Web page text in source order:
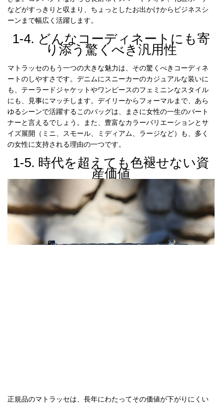
などがすっきりと収まり、ちょっとしたお出かけからビジネスシ
ーンまで幅広く活躍します。
1-4. どんなコーディネートにも寄
り添う驚くべき汎用性
マトラッセのもう一つの大きな魅力は、その驚くべきコーディネ
ートのしやすさです。デニムにスニーカーのカジュアルな装いに
も、テーラードジャケットやワンピースのフェミニンなスタイル
にも、見事にマッチします。デイリーからフォーマルまで、あら
ゆるシーンで活躍するこのバッグは、まさに女性の一生のパート
ナーと言えるでしょう。また、豊富なカラーバリエーションとサ
イズ展開（ミニ、スモール、ミディアム、ラージなど）も、多く
の女性に支持される理由の一つです。
1-5. 時代を超えても色褪せない資
産価値
正規品のマトラッセは、長年にわたってその価値が下がりにくい